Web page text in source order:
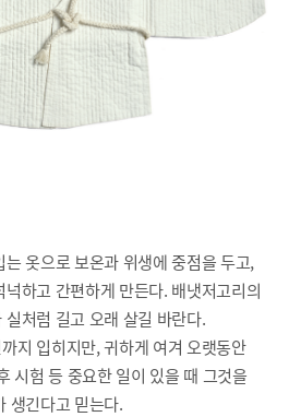
옷으로 보온과 위생에 중점을 두고,
하고 간편하게 만든다. 배냇저고리의
처럼 길고 오래 살길 바란다.
지 입히지만, 귀하게 여겨 오랫동안
시험 등 중요한 일이 있을 때 그것을
생긴다고 믿는다.